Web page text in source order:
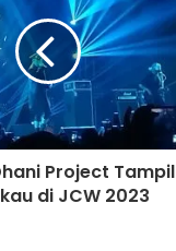
Project Tampil
di JCW 2023